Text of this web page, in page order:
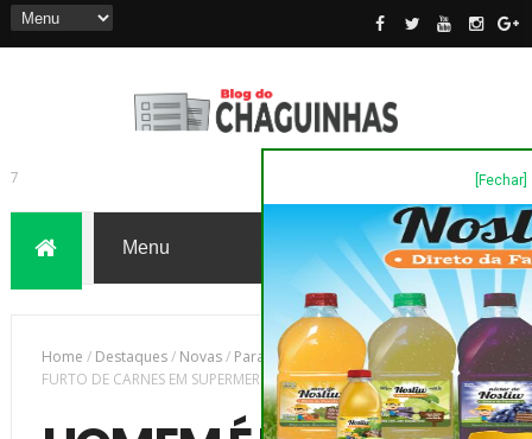
7
Home / Destaques/ Novas/ Parana / HOMEM É PRESO APÓS
FURTO DE CARNES EM SUPERMERCADO